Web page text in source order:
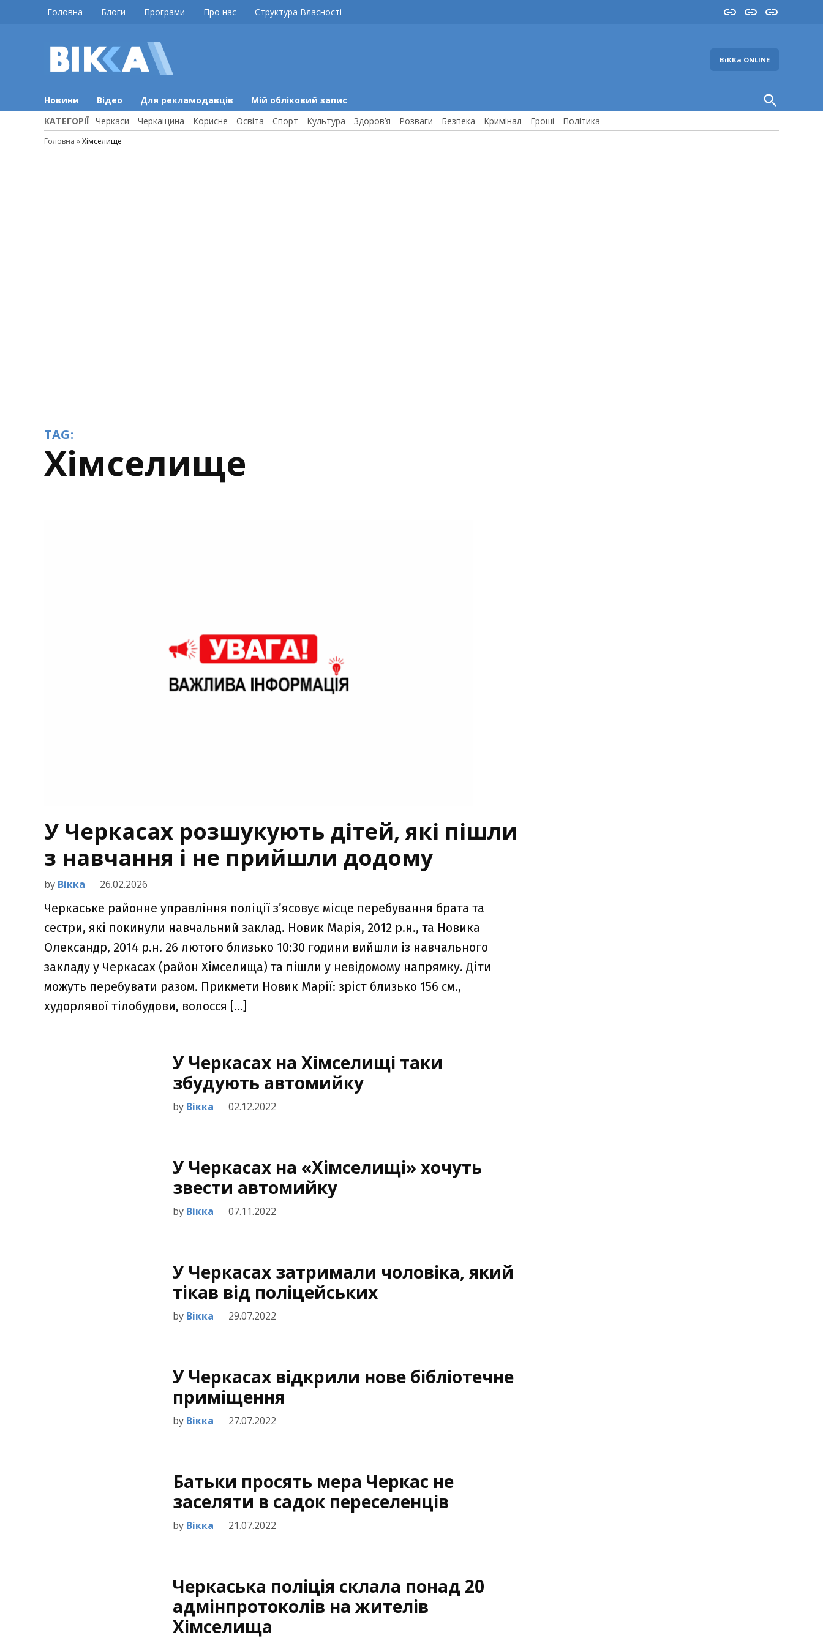
Головна Блоги Програми Про нас Структура Власності InstaYouTube
FB
ВіККа ONLINE
Новини Відео Для рекламодавців Мій обліковий запис
Open
Search
КАТЕГОРІЇ Черкаси Черкащина Корисне Освіта Спорт Культура Здоров’я Розваги Безпека Кримінал Гроші Політика
Головна »Хімселище
TAG:
Хімселище
У Черкасах розшукують дітей, які пішли
з навчання і не прийшли додому
by Вікка 26.02.2026
Черкаське районне управління поліції з’ясовує місце перебування брата та
сестри, які покинули навчальний заклад. Новик Марія, 2012 р.н., та Новика
Олександр, 2014 р.н. 26 лютого близько 10:30 години вийшли із навчального
закладу у Черкасах (район Хімселища) та пішли у невідомому напрямку. Діти
можуть перебувати разом. Прикмети Новик Марії: зріст близько 156 см.,
худорлявої тілобудови, волосся […]
У Черкасах на Хімселищі таки
збудують автомийку
by Вікка 02.12.2022
У Черкасах на «Хімселищі» хочуть
звести автомийку
by Вікка 07.11.2022
У Черкасах затримали чоловіка, який
тікав від поліцейських
by Вікка 29.07.2022
У Черкасах відкрили нове бібліотечне
приміщення
by Вікка 27.07.2022
Батьки просять мера Черкас не
заселяти в садок переселенців
by Вікка 21.07.2022
Черкаська поліція склала понад 20
адмінпротоколів на жителів
Хімселища